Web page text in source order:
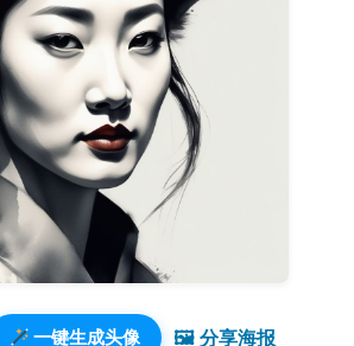
一键生成头像 🖼 分享海报️